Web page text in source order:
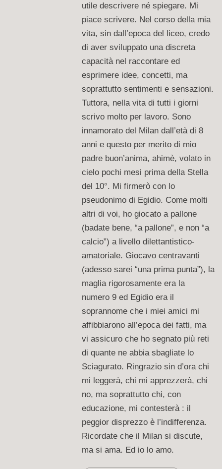
utile descrivere né spiegare. Mi
piace scrivere. Nel corso della mia
vita, sin dall’epoca del liceo, credo
di aver sviluppato una discreta
capacità nel raccontare ed
esprimere idee, concetti, ma
soprattutto sentimenti e sensazioni.
Tuttora, nella vita di tutti i giorni
scrivo molto per lavoro. Sono
innamorato del Milan dall’età di 8
anni e questo per merito di mio
padre buon’anima, ahimè, volato in
cielo pochi mesi prima della Stella
del 10°. Mi firmerò con lo
pseudonimo di Egidio. Come molti
altri di voi, ho giocato a pallone
(badate bene, “a pallone”, e non “a
calcio”) a livello dilettantistico-
amatoriale. Giocavo centravanti
(adesso sarei “una prima punta”), la
maglia rigorosamente era la
numero 9 ed Egidio era il
soprannome che i miei amici mi
affibbiarono all’epoca dei fatti, ma
vi assicuro che ho segnato più reti
di quante ne abbia sbagliate lo
Sciagurato. Ringrazio sin d’ora chi
mi leggerà, chi mi apprezzerà, chi
no, ma soprattutto chi, con
educazione, mi contesterà : il
peggior disprezzo è l’indifferenza.
Ricordate che il Milan si discute,
ma si ama. Ed io lo amo.